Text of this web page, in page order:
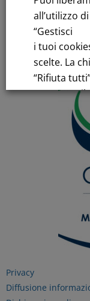
Iscrizione Registro
C.F.e P.IVA
C.C.I.AA. Milano –
Privacy
Diffusione
all’utilizzo
“Gestisci
i tuoi
scelte. La
“Rifiuta
comporta il
default e la
in assenza
Per